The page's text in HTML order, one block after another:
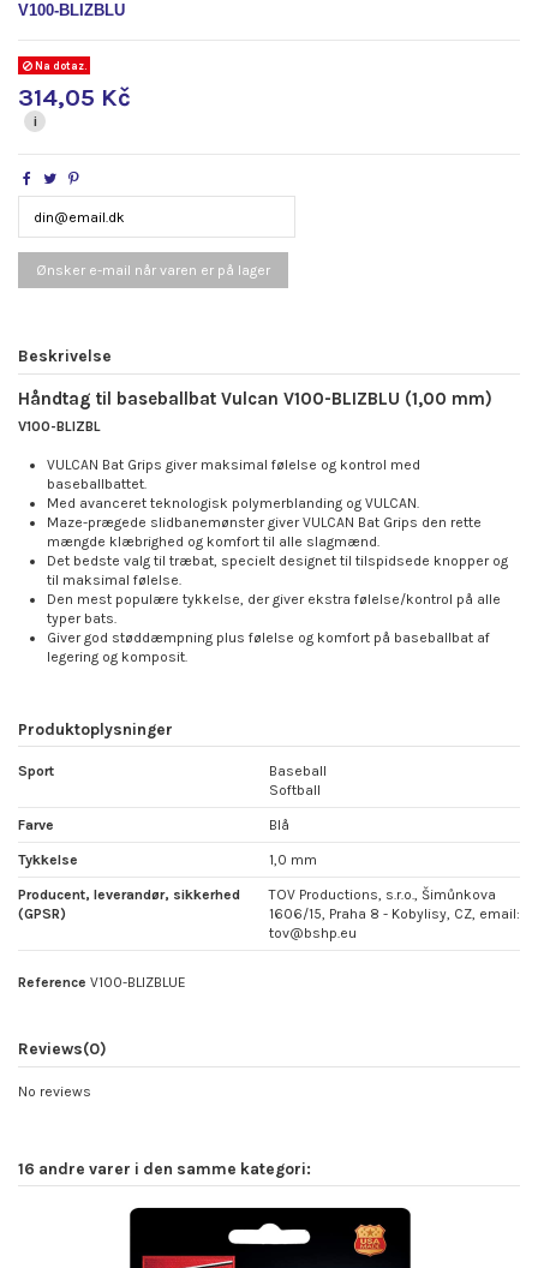
V100-BLIZBLU
Na dotaz.
314,05 Kč
i
Beskrivelse
Håndtag til baseballbat Vulcan V100-BLIZBLU (1,00 mm)
V100-BLIZBL
VULCAN Bat Grips giver maksimal følelse og kontrol med
baseballbattet.
Med avanceret teknologisk polymerblanding og VULCAN.
Maze-prægede slidbanemønster giver VULCAN Bat Grips den rette
mængde klæbrighed og komfort til alle slagmænd.
Det bedste valg til træbat, specielt designet til tilspidsede knopper og
til maksimal følelse.
Den mest populære tykkelse, der giver ekstra følelse/kontrol på alle
typer bats.
Giver god støddæmpning plus følelse og komfort på baseballbat af
legering og komposit.
Produktoplysninger
Sport
Baseball
Softball
Farve Blå
Tykkelse 1,0 mm
Producent, leverandør, sikkerhed
(GPSR)
TOV Productions, s.r.o., Šimůnkova
1606/15, Praha 8 - Kobylisy, CZ, email:
tov@bshp.eu
Reference V100-BLIZBLUE
Reviews(0)
No reviews
16 andre varer i den samme kategori: